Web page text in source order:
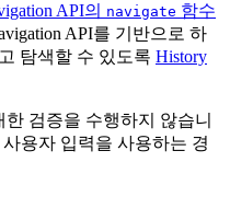
API의 navigate 함수
API를 기반으로 하
탐색할 수 있도록 History
검증을 수행하지 않습니
용자 입력을 사용하는 경